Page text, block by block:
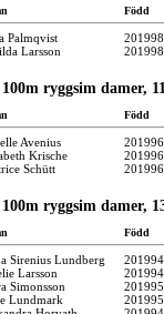
Född
Palmqvist
201998
Larsson 201998
ryggsim damer,
Född
Avenius
201996
Krische
201996
Schütt 201996
ryggsim damer,
Född
Sirenius Lundberg
201994
Larsson
201994
Simonsson
201995
Lundmark
201995